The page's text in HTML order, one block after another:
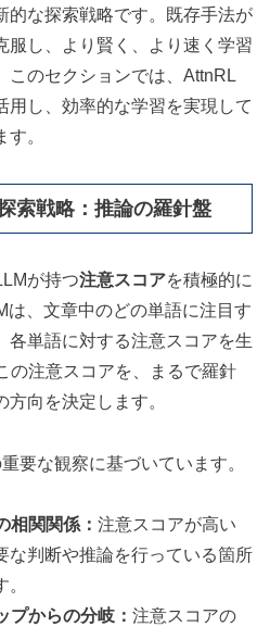
的な探索戦略です。既存手法が
服し、より賢く、より速く学習
このセクションでは、AttnRL
用し、効率的な学習を実現して
。
索戦略：推論の羅針盤
が持つ注意スコアを積極的に
は、文章中のどの単語に注目す
各単語に対する注意スコアを生
の注意スコアを、まるで羅針
向を決定します。
要な観察に基づいています。
相関関係： 注意スコアが高い
な判断や推論を行っている箇所
プからの分岐： 注意スコアの